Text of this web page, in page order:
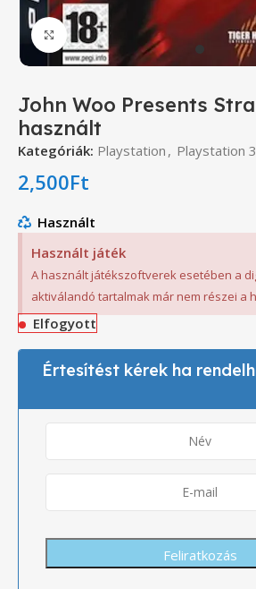
Click to enlarge
John Woo Presents
használt
Kategóriák: Playstation , Playstation 3
2,500Ft
Használt
Használt játék
A használt játékszoftverek esetében a
aktiválandó tartalmak már nem részei a
Elfogyott
Értesítést kérek ha